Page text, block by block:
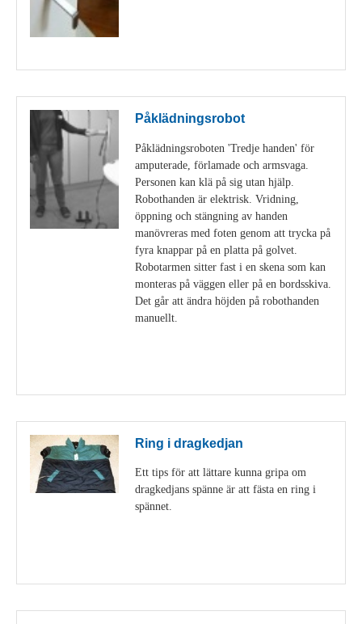
Påklädningsrobot
Påklädningsroboten 'Tredje handen' för
amputerade, förlamade och armsvaga.
Personen kan klä på sig utan hjälp.
Robothanden är elektrisk. Vridning,
öppning och stängning av handen
manövreras med foten genom att trycka på
fyra knappar på en platta på golvet.
Robotarmen sitter fast i en skena som kan
monteras på väggen eller på en bordsskiva.
Det går att ändra höjden på robothanden
manuellt.
Ring i dragkedjan
Ett tips för att lättare kunna gripa om
dragkedjans spänne är att fästa en ring i
spännet.